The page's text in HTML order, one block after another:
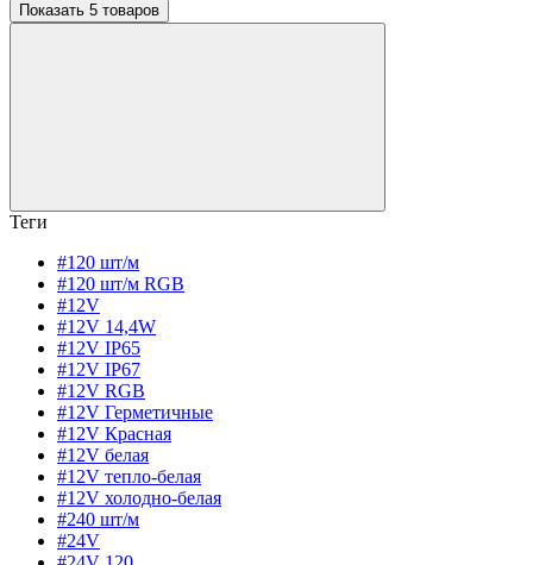
Показать 5 товаров
Теги
#120 шт/м
#120 шт/м RGB
#12V
#12V 14,4W
#12V IP65
#12V IP67
#12V RGB
#12V Герметичные
#12V Красная
#12V белая
#12V тепло-белая
#12V холодно-белая
#240 шт/м
#24V